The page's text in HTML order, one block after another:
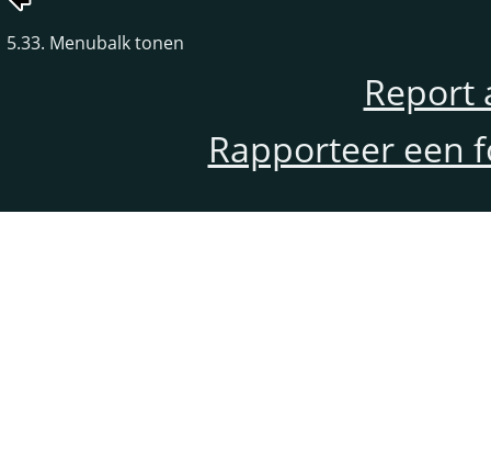
5.33. Menubalk tonen
Report
Rapporteer een